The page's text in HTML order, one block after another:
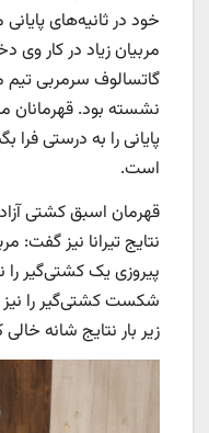
خود در ثانیه‌های
مربیان زیاد در کار
گاتسالوف سرمربی
نشسته بود. قهرمانان
پایانی را به درستی
است.
قهرمان اسبق کشتی
نتایج تیرانا نیز
پیروزی یک کشتی‌گیر را
شکست کشتی‌گیر را نیز
زیر بار نتایج شانه خالی